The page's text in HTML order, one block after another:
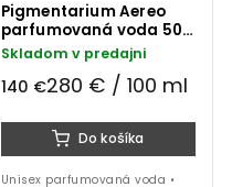
Pigmentarium Aereo
parfumovaná voda 50
ml
Skladom v predajni
140 €280 € / 100 ml
Do košíka
Unisex parfumovaná voda •